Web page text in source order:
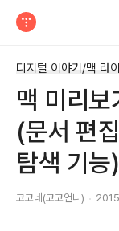
디지털 이야기/맥 라
맥 미리
(문서 편
탐색 기능)
코코네(코코언니)